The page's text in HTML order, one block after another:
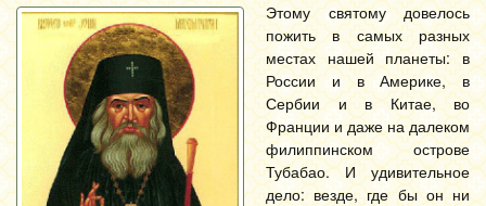
Этому святому довелось
пожить в самых разных
местах нашей планеты: в
России и в Америке, в
Сербии и в Китае, во
Франции и даже на далеком
филиппинском острове
Тубабао. И удивительное
дело: везде, где бы он ни